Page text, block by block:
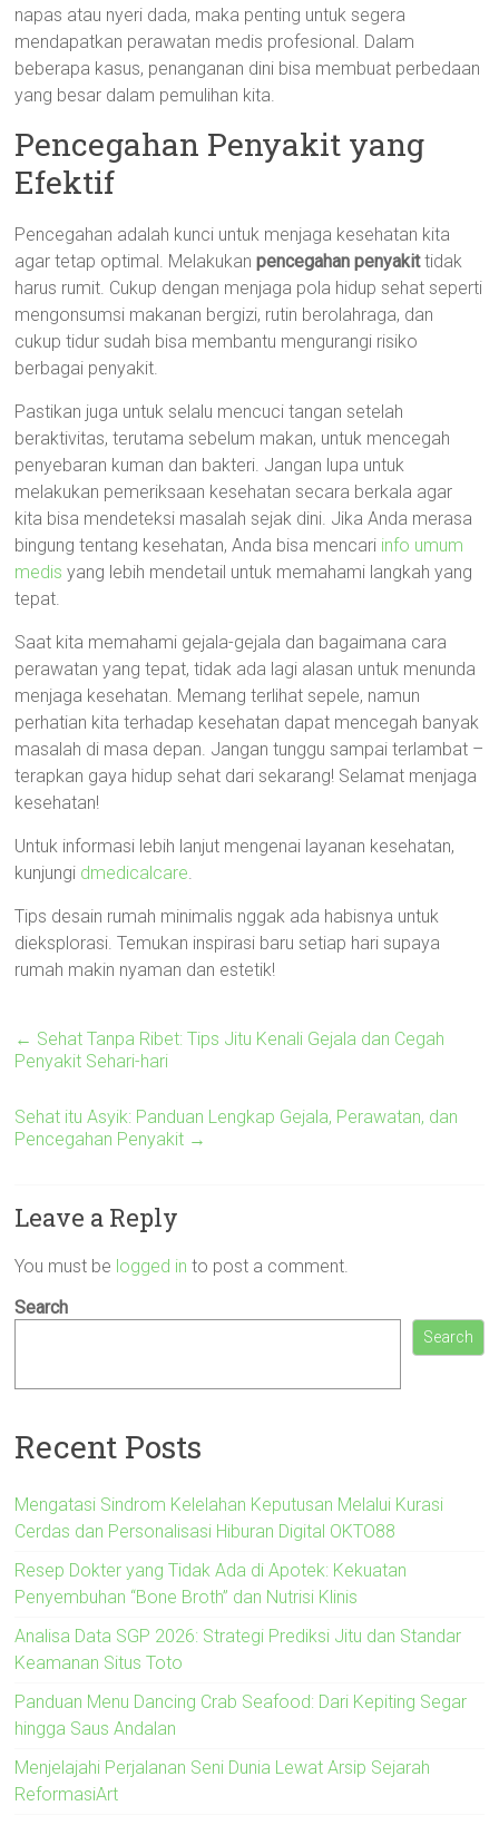
napas atau nyeri dada, maka penting untuk segera
mendapatkan perawatan medis profesional. Dalam
beberapa kasus, penanganan dini bisa membuat perbedaan
yang besar dalam pemulihan kita.
Pencegahan Penyakit yang
Efektif
Pencegahan adalah kunci untuk menjaga kesehatan kita
agar tetap optimal. Melakukanpencegahan penyakittidak
harus rumit. Cukup dengan menjaga pola hidup sehat seperti
mengonsumsi makanan bergizi, rutin berolahraga, dan
cukup tidur sudah bisa membantu mengurangi risiko
berbagai penyakit.
Pastikan juga untuk selalu mencuci tangan setelah
beraktivitas, terutama sebelum makan, untuk mencegah
penyebaran kuman dan bakteri. Jangan lupa untuk
melakukan pemeriksaan kesehatan secara berkala agar
kita bisa mendeteksi masalah sejak dini. Jika Anda merasa
bingung tentang kesehatan, Anda bisa mencari info umum
medis yang lebih mendetail untuk memahami langkah yang
tepat.
Saat kita memahami gejala-gejala dan bagaimana cara
perawatan yang tepat, tidak ada lagi alasan untuk menunda
menjaga kesehatan. Memang terlihat sepele, namun
perhatian kita terhadap kesehatan dapat mencegah banyak
masalah di masa depan. Jangan tunggu sampai terlambat –
terapkan gaya hidup sehat dari sekarang! Selamat menjaga
kesehatan!
Untuk informasi lebih lanjut mengenai layanan kesehatan,
kunjungi dmedicalcare.
Tips desain rumah minimalis nggak ada habisnya untuk
dieksplorasi. Temukan inspirasi baru setiap hari supaya
rumah makin nyaman dan estetik!
← Sehat Tanpa Ribet: Tips Jitu Kenali Gejala dan Cegah
Penyakit Sehari-hari
Sehat itu Asyik: Panduan Lengkap Gejala, Perawatan, dan
Pencegahan Penyakit →
Leave a Reply
You must be logged in to post a comment.
Search
Search
Recent Posts
Mengatasi Sindrom Kelelahan Keputusan Melalui Kurasi
Cerdas dan Personalisasi Hiburan Digital OKTO88
Resep Dokter yang Tidak Ada di Apotek: Kekuatan
Penyembuhan “Bone Broth” dan Nutrisi Klinis
Analisa Data SGP 2026: Strategi Prediksi Jitu dan Standar
Keamanan Situs Toto
Panduan Menu Dancing Crab Seafood: Dari Kepiting Segar
hingga Saus Andalan
Menjelajahi Perjalanan Seni Dunia Lewat Arsip Sejarah
ReformasiArt